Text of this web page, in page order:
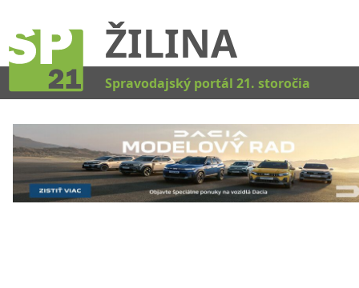
ŽILINA
Spravodajský portál 21. storočia